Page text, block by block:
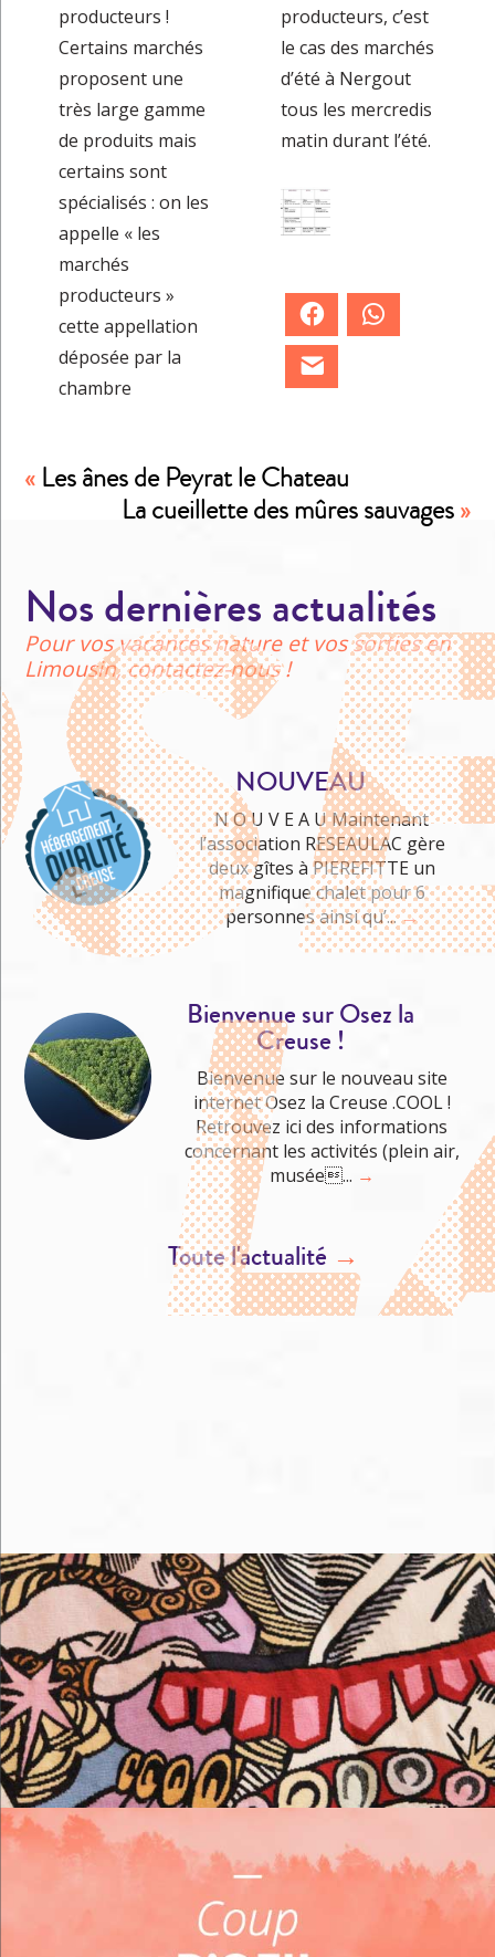
producteurs !
Certains marchés
proposent une
très large gamme
de produits mais
certains sont
spécialisés : on les
appelle « les
marchés
producteurs »
cette appellation
déposée par la
chambre
producteurs, c’est
le cas des marchés
d’été à Nergout
tous les mercredis
matin durant l’été.
Facebook
« Les ânes de Peyrat le Chateau
La cueillette des mûres sauvages»
Nos dernières actualités
Pour vos vacances nature et vos sorties en
Limousin, contactez-nous !
NOUVEAU
N O U V E A U Maintenant
l’association RESEAULAC gère
deux gîtes à PIEREFITTE un
magnifique chalet pour 6
personnes ainsi qu’...→
Bienvenue sur Osez la
Creuse !
Bienvenue sur le nouveau site
internet Osez la Creuse .COOL !
Retrouvez ici des informations
concernant les activités (plein air,
musée... →
Toute l'actualité →
Me cultiver
Me loger